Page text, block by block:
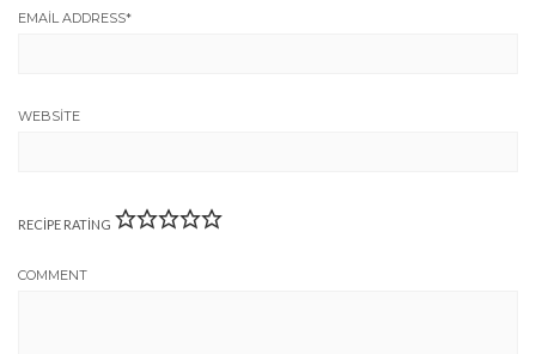
EMAIL ADDRESS*
WEBSITE
RECIPE RATING
COMMENT